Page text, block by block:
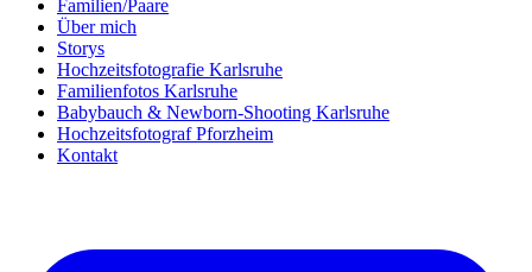
Familien/Paare
Über mich
Storys
Hochzeitsfotografie Karlsruhe
Familienfotos Karlsruhe
Babybauch & Newborn-Shooting Karlsruhe
Hochzeitsfotograf Pforzheim
Kontakt